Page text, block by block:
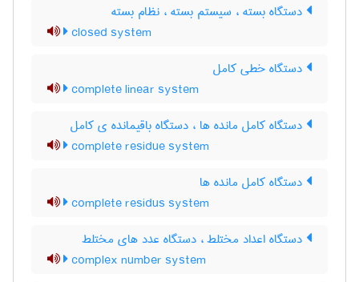
دستگاه بسته ، سیستم بسته ، نظام بسته
closed system
دستگاه خطی کامل
complete linear system
دستگاه کامل مانده ها ، دستگاه باقیمانده ی کامل
complete residue system
دستگاه کامل مانده ها
complete residus system
دستگاه اعداد مختلط ، دستگاه عدد های مختلط
complex number system